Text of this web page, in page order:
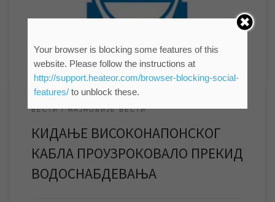
бунарске пумпе на изворишту електричном енергијом
неопходном за њихов рад. Из тог разлога дошло је до прекида
ВЕСТИ НАЈНОВИЈЕ ВЕСТИ
КИДАЊЕ ВИСОКОНАПОНСКОГ
КАБЛА ПРОУЗРОКОВАЛО ПРЕКИД
ВОДОСНАБДЕВАЊА
Your browser is blocking some features of this
website. Please follow the instructions at
http://support.heateor.com/browser-blocking-social-
features/to unblock these.